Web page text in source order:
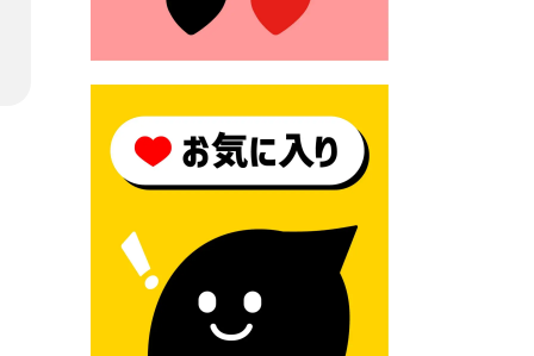
2026年6月23日 （一財）豊前
市佐野・則尾育英会奨学生募
2026年6月18日 セアカゴケグ
モにご注意ください！
ェルターの指定
2026年6月10日 令和８年経済
センサス-活動調査